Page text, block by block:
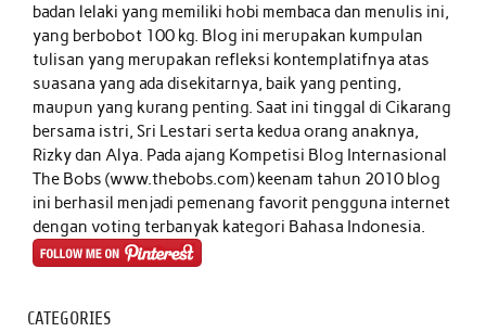
badan lelaki yang memiliki hobi membaca dan menulis ini,
yang berbobot 100 kg. Blog ini merupakan kumpulan
tulisan yang merupakan refleksi kontemplatifnya atas
suasana yang ada disekitarnya, baik yang penting,
maupun yang kurang penting. Saat ini tinggal di Cikarang
bersama istri, Sri Lestari serta kedua orang anaknya,
Rizky dan Alya. Pada ajang Kompetisi Blog Internasional
The Bobs (www.thebobs.com) keenam tahun 2010 blog
ini berhasil menjadi pemenang favorit pengguna internet
dengan voting terbanyak kategori Bahasa Indonesia.
CATEGORIES